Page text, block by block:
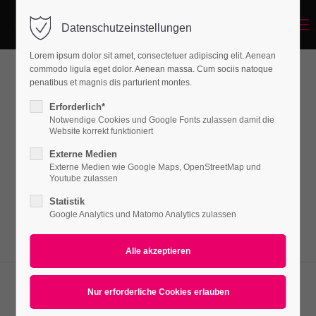
Login
Benutzername
Passwort
Anmelden
Support
Lorem ipsum dolor sit amet:
Lorem ipsum dolor sit amet, consectetuer
adipiscing elit. Aenean commodo ligula eget
dolor. Aenean massa.
Datenschutzeinstellungen
Lorem ipsum dolor sit amet, consectetuer adipiscing elit. Aenean
commodo ligula eget dolor. Aenean massa. Cum sociis natoque
penatibus et magnis dis parturient montes.
Erforderlich*
Notwendige Cookies und Google Fonts zulassen damit die
Website korrekt funktioniert
Externe Medien
Externe Medien wie Google Maps, OpenStreetMap und
Youtube zulassen
Statistik
Google Analytics und Matomo Analytics zulassen